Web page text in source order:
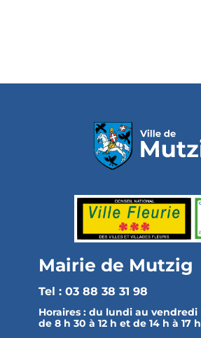
Mairie de Mutzig
Tel : 03 88 38 31 98
Horaires : du lundi au vendredi
de 8 h 30 à 12 h et de 14 h à 17 h